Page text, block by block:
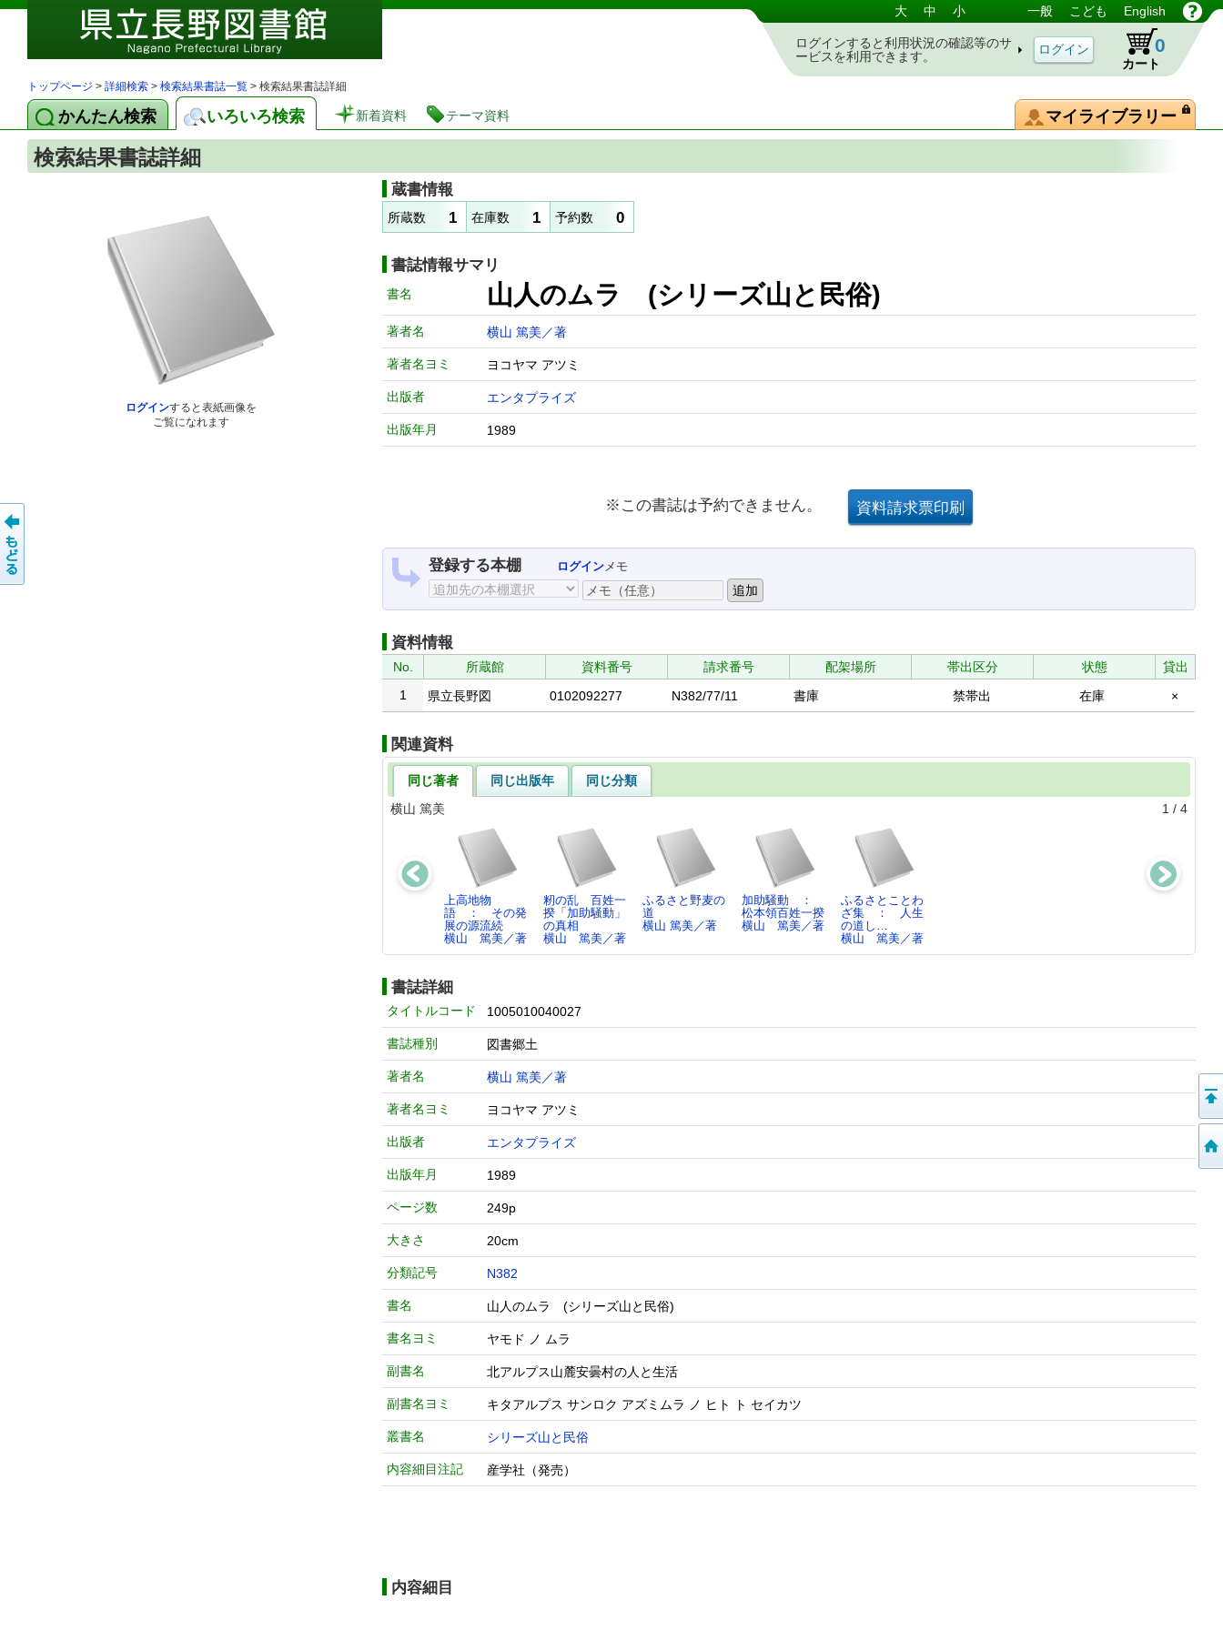
図書館 蔵書検索・予約システム 大 中 小 一般 こども English
ログインすると利用状況の確認等のサ
ービスを利用できます。
カート
0
トップページ > 詳細検索 > 検索結果書誌一覧 > 検索結果書誌詳細
かんたん検索 いろいろ検索 新着資料 テーマ資料 マイライブラリー
検索結果書誌詳細
ログインすると表紙画像を
ご覧になれます
蔵書情報
所蔵数 1 在庫数 1 予約数 0
書誌情報サマリ
書名 山人のムラ (シリーズ山と民俗)
著者名 横山 篤美／著
著者名ヨミ ヨコヤマ アツミ
出版者 エンタプライズ
出版年月 1989
※この書誌は予約できません。
登録する本棚 ログインメモ
資料情報
No. 所蔵館 資料番号 請求番号 配架場所 帯出区分 状態
貸出
1
県立長野図 0102092277 N382/77/11 書庫 禁帯出 在庫 ×
関連資料
同じ著者 同じ出版年
同じ分類
横山 篤美
1 / 4
上高地物
語 ： その発
展の源流続
横山 篤美／著
籾の乱 百姓一
揆「加助騒動」
の真相
横山 篤美／著
ふるさと野麦の
道
横山 篤美／著
加助騒動 ：
松本領百姓一揆
横山 篤美／著
ふるさとことわ
ざ集 ： 人生
の道し…
横山 篤美／著
書誌詳細
タイトルコード 1005010040027
書誌種別 図書郷土
著者名 横山 篤美／著
著者名ヨミ ヨコヤマ アツミ
出版者 エンタプライズ
出版年月 1989
ページ数 249p
大きさ 20cm
分類記号 N382
書名 山人のムラ (シリーズ山と民俗)
書名ヨミ ヤモド ノ ムラ
副書名 北アルプス山麓安曇村の人と生活
副書名ヨミ キタアルプス サンロク アズミムラ ノ ヒト ト セイカツ
叢書名 シリーズ山と民俗
内容細目注記 産学社（発売）
内容細目